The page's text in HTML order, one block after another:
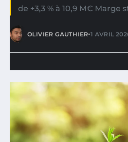
de +3,3 % à 10,9 M€ Marge
OLIVIER GAUTHIER•1 AVRIL